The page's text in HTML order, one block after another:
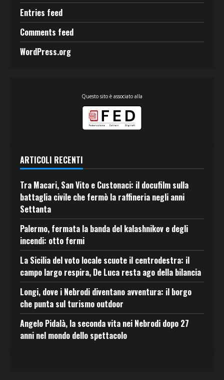
Entries feed
Comments feed
WordPress.org
Questo sito è associato alla
ARTICOLI RECENTI
Tra Macari, San Vito e Custonaci: il docufilm sulla
battaglia civile che fermò la raffineria negli anni
Settanta
Palermo, fermata la banda del kalashnikov e degli
incendi: otto fermi
La Sicilia del voto locale scuote il centrodestra: il
campo largo respira, De Luca resta ago della bilancia
Longi, dove i Nebrodi diventano avventura: il borgo
che punta sul turismo outdoor
Angelo Pidalà, la seconda vita nei Nebrodi dopo 27
anni nel mondo dello spettacolo